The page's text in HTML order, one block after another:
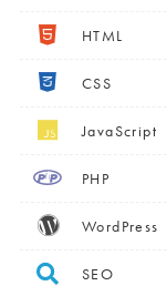
HTML
CSS
JavaScript
PHP
WordPress
SEO